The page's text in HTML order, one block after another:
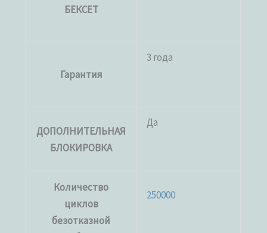
БЕКСЕТ
Гарантия
3 года
ДОПОЛНИТЕЛЬНАЯ
БЛОКИРОВКА
Да
Количество
циклов
безотказной
250000